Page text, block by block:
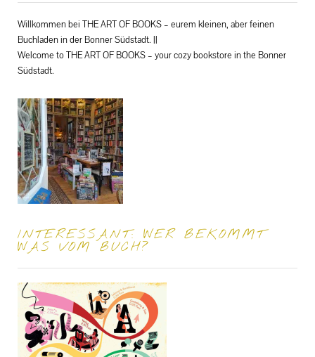
Willkommen bei THE ART OF BOOKS – eurem kleinen, aber feinen
Buchladen in der Bonner Südstadt. ||
Welcome to THE ART OF BOOKS – your cozy bookstore in the Bonner
Südstadt.
INTERESSANT: WER BEKOMMT
WAS VOM BUCH?